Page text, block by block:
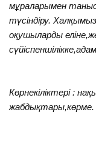
мұраларымен
түсіндіру.
оқушыларды
Көрнекіліктері :
жабдықтары,көрме.